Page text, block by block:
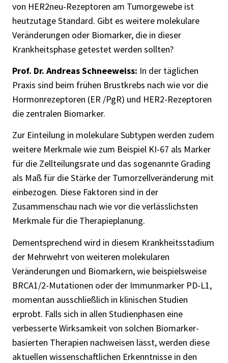
von HER2neu-Rezeptoren am Tumorgewebe ist
heutzutage Standard. Gibt es weitere molekulare
Veränderungen oder Biomarker, die in dieser
Krankheitsphase getestet werden sollten?
Prof. Dr. Andreas Schneeweiss: In der täglichen
Praxis sind beim frühen Brustkrebs nach wie vor die
Hormonrezeptoren (ER /PgR) und HER2-Rezeptoren
die zentralen Biomarker.
Zur Einteilung in molekulare Subtypen werden zudem
weitere Merkmale wie zum Beispiel KI-67 als Marker
für die Zellteilungsrate und das sogenannte Grading
als Maß für die Stärke der Tumorzellveränderung mit
einbezogen. Diese Faktoren sind in der
Zusammenschau nach wie vor die verlässlichsten
Merkmale für die Therapieplanung.
Dementsprechend wird in diesem Krankheitsstadium
der Mehrwehrt von weiteren molekularen
Veränderungen und Biomarkern, wie beispielsweise
BRCA1/2-Mutationen oder der Immunmarker PD-L1,
momentan ausschließlich in klinischen Studien
erprobt. Falls sich in allen Studienphasen eine
verbesserte Wirksamkeit von solchen Biomarker-
basierten Therapien nachweisen lässt, werden diese
aktuellen wissenschaftlichen Erkenntnisse in den